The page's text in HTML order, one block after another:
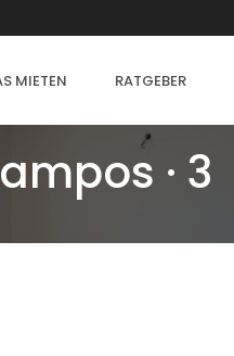
MIETEN RATGEBER
· 3